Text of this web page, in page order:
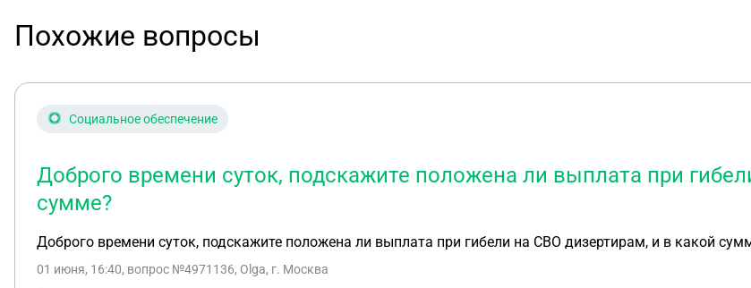
Похожие вопросы
Социальное обеспечение
Доброго времени суток, подскажите положена ли выплата при
сумме?
Доброго времени суток, подскажите положена ли выплата при гибели на СВО дизертирам, и в какой
01 июня, 16:40, вопрос №4971136, Olga, г. Москва